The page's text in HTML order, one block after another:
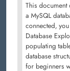
This document
a MySQL
connected,
Database
populating
database
for beginners